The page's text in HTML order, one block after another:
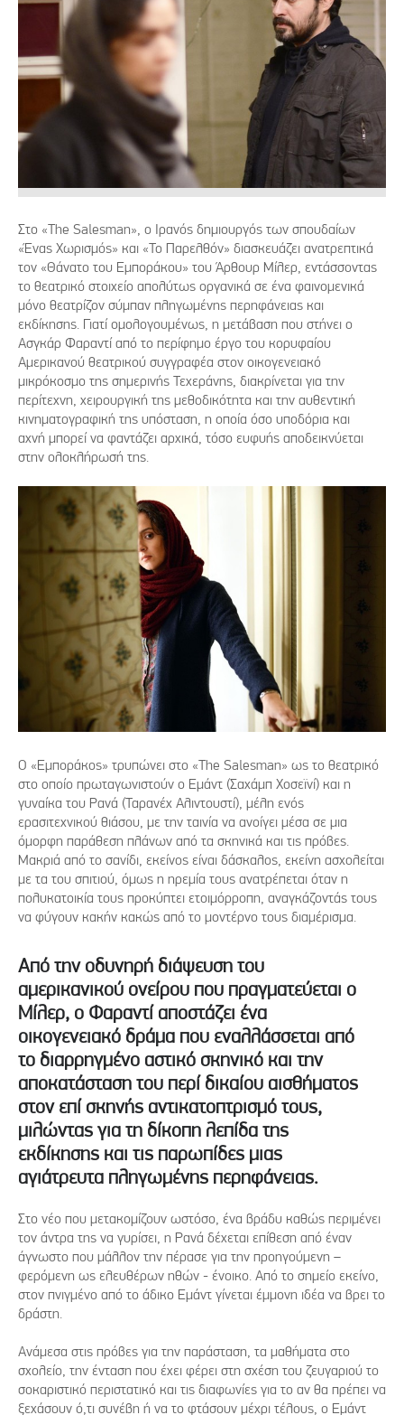
Στο «The Salesman», ο Ιρανός δημιουργός των σπουδαίων
«Ένας Χωρισμός» και «Το Παρελθόν» διασκευάζει ανατρεπτικά
τον «Θάνατο του Εμποράκου» του Άρθουρ Μίλερ, εντάσσοντας
το θεατρικό στοιχείο απολύτως οργανικά σε ένα φαινομενικά
μόνο θεατρίζον σύμπαν πληγωμένης περηφάνειας και
εκδίκησης. Γιατί ομολογουμένως, η μετάβαση που στήνει ο
Ασγκάρ Φαραντί από το περίφημο έργο του κορυφαίου
Αμερικανού θεατρικού συγγραφέα στον οικογενειακό
μικρόκοσμο της σημερινής Τεχεράνης, διακρίνεται για την
περίτεχνη, χειρουργική της μεθοδικότητα και την αυθεντική
κινηματογραφική της υπόσταση, η οποία όσο υποδόρια και
αχνή μπορεί να φαντάζει αρχικά, τόσο ευφυής αποδεικνύεται
στην ολοκλήρωσή της.
Ο «Εμποράκος» τρυπώνει στο «The Salesman» ως το θεατρικό
στο οποίο πρωταγωνιστούν ο Εμάντ (Σαχάμπ Χοσεϊνί) και η
γυναίκα του Ρανά (Ταρανέχ Αλιντουστί), μέλη ενός
ερασιτεχνικού θιάσου, με την ταινία να ανοίγει μέσα σε μια
όμορφη παράθεση πλάνων από τα σκηνικά και τις πρόβες.
Μακριά από το σανίδι, εκείνος είναι δάσκαλος, εκείνη ασχολείται
με τα του σπιτιού, όμως η ηρεμία τους ανατρέπεται όταν η
πολυκατοικία τους προκύπτει ετοιμόρροπη, αναγκάζοντάς τους
να φύγουν κακήν κακώς από το μοντέρνο τους διαμέρισμα.
Από την οδυνηρή διάψευση του
αμερικανικού ονείρου που πραγματεύεται ο
Μίλερ, ο Φαραντί αποστάζει ένα
οικογενειακό δράμα που εναλλάσσεται από
το διαρρηγμένο αστικό σκηνικό και την
αποκατάσταση του περί δικαίου αισθήματος
στον επί σκηνής αντικατοπτρισμό τους,
μιλώντας για τη δίκοπη λεπίδα της
εκδίκησης και τις παρωπίδες μιας
αγιάτρευτα πληγωμένης περηφάνειας.
Στο νέο που μετακομίζουν ωστόσο, ένα βράδυ καθώς περιμένει
τον άντρα της να γυρίσει, η Ρανά δέχεται επίθεση από έναν
άγνωστο που μάλλον την πέρασε για την προηγούμενη –
φερόμενη ως ελευθέρων ηθών - ένοικο. Από το σημείο εκείνο,
στον πνιγμένο από το άδικο Εμάντ γίνεται έμμονη ιδέα να βρει το
δράστη.
Ανάμεσα στις πρόβες για την παράσταση, τα μαθήματα στο
σχολείο, την ένταση που έχει φέρει στη σχέση του ζευγαριού το
σοκαριστικό περιστατικό και τις διαφωνίες για το αν θα πρέπει να
ξεχάσουν ό,τι συνέβη ή να το φτάσουν μέχρι τέλους, ο Εμάντ